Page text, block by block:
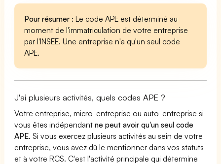
Pour résumer : Le code APE est déterminé au
moment de l'immatriculation de votre entreprise
par l'INSEE. Une entreprise n'a qu'un seul code
APE.
J'ai plusieurs activités, quels codes APE ?
Votre entreprise, micro-entreprise ou auto-entreprise si
vous êtes indépendantne peut avoir qu'un seul code
APE. Si vous exercez plusieurs activités au sein de votre
entreprise, vous avez dû le mentionner dans vos statuts
et à votre RCS. C'est l'activité principale qui détermine